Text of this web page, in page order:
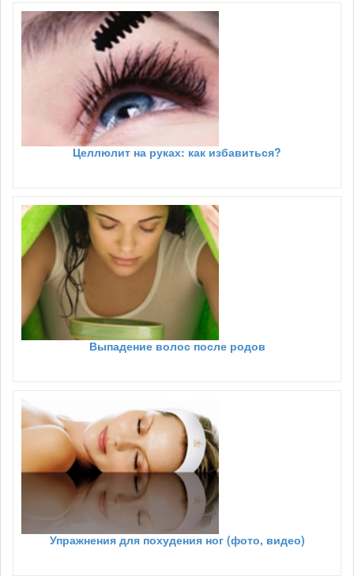
Целлюлит на руках: как избавиться?
Выпадение волос после родов
Упражнения для похудения ног (фото, видео)